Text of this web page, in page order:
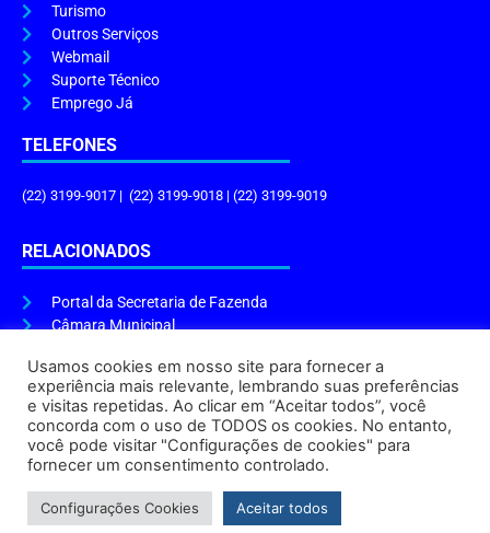
Turismo
Outros Serviços
Webmail
Suporte Técnico
Emprego Já
TELEFONES
(22) 3199-9017 | (22) 3199-9018 | (22) 3199-9019
RELACIONADOS
Portal da Secretaria de Fazenda
Câmara Municipal
ENDEREÇO E HORÁRIO
Endereço:Praça Tiradentes, s/n – Centro, Cabo Frio – RJ, 28906-290
Atendimento do Protocolo Geral da Prefeitura:9h às 16h
Horário de Funcionamento:8h às 17h
Usamos cookies em nosso site para fornecer a
experiência mais relevante, lembrando suas preferências
e visitas repetidas. Ao clicar em “Aceitar todos”, você
concorda com o uso de TODOS os cookies. No entanto,
você pode visitar "Configurações de cookies" para
fornecer um consentimento controlado.
Configurações Cookies Aceitar todos